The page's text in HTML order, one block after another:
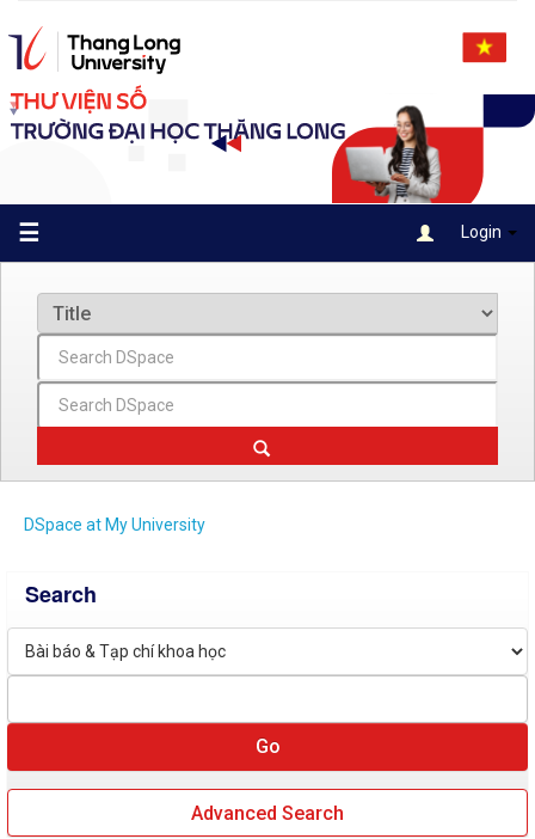
navigation
☰ Login
DSpace at My University
Search
Advanced Search